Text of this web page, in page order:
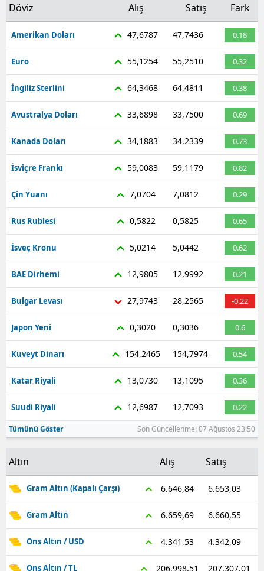
Döviz Alış Satış Fark
Amerikan Doları 47,6787 47,7436 0.18
Euro 55,1254 55,2510 0.32
İngiliz Sterlini 64,3468 64,4811 0.38
Avustralya Doları 33,6898 33,7500 0.69
Kanada Doları 34,1883 34,2339 0.73
İsviçre Frankı 59,0083 59,1179 0.82
Çin Yuanı 7,0704 7,0812 0.29
Rus Rublesi 0,5822 0,5825 0.65
İsveç Kronu 5,0214 5,0442 0.62
BAE Dirhemi 12,9805 12,9992 0.21
Bulgar Levası 27,9743 28,2565 -0.22
Japon Yeni 0,3020 0,3036 0.6
Kuveyt Dinarı 154,2465 154,7974 0.54
Katar Riyali 13,0730 13,1095 0.36
Suudi Riyali 12,6987 12,7093 0.22
Tümünü Göster Son Güncellenme: 07 Ağustos 23:50
Altın Alış Satış
Gram Altın (Kapalı Çarşı) 6.646,84 6.653,03
Gram Altın 6.659,69 6.660,55
Ons Altın / USD 4.341,53 4.342,09
Ons Altın / TL 206.998,51 207.307,01